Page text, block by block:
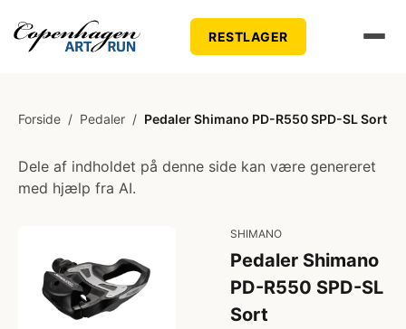
RESTLAGER
Forside / Pedaler / Pedaler Shimano PD-R550 SPD-SL Sort
Dele af indholdet på denne side kan være genereret
med hjælp fra AI.
SHIMANO
Pedaler Shimano
PD-R550 SPD-SL
Sort